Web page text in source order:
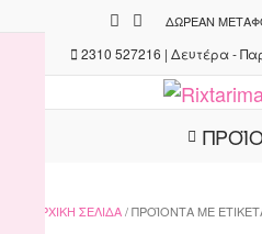
content
ΔΩΡΕΆΝ
2310 527216 | Δευτέρα -
ΑΡΧΙΚΉ ΣΕΛΊΔΑ/ ΠΡΟΪΌΝΤΑ ΜΕ